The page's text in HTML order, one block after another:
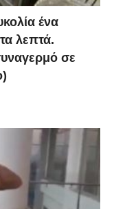
ένα
λεπτά.
σε